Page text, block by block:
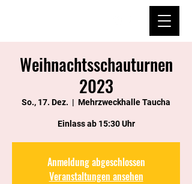
Weihnachtsschauturnen
2023
So., 17. Dez.
  |
Mehrzweckhalle Taucha
Einlass ab 15:30 Uhr
Anmeldung abgeschlossen
Veranstaltungen ansehen